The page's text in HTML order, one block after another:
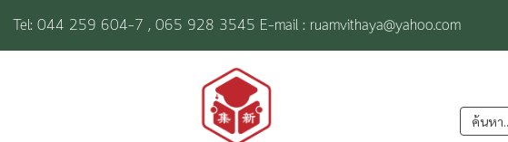
Tel: 044 259 604-7 ,065 928 3545 E-mail : ruamvithaya@yahoo.com